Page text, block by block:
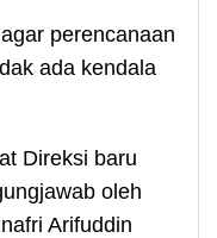
perencanaan
ada kendala
Direksi baru
oleh
Arifuddin